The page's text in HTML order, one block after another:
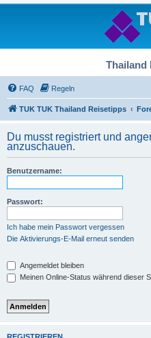
Thailand
FAQ Regeln
TUK TUK Thailand Reisetipps
Du musst registriert und
anzuschauen.
Benutzername:
Passwort:
Ich habe mein Passwort vergessen
Die Aktivierungs-E-Mail erneut senden
Angemeldet bleiben
Meinen Online-Status während dieser